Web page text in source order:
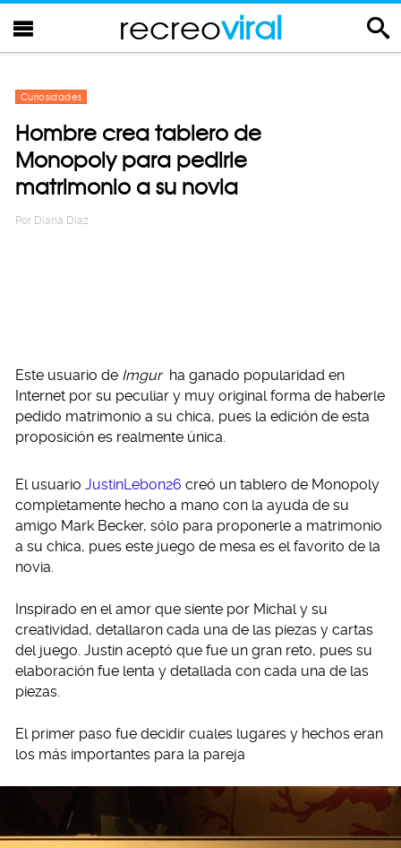
recreoviral
Curiosidades
Hombre crea tablero de
Monopoly para pedirle
matrimonio a su novia
Por Diana Diaz
Este usuario de Imgur ha ganado popularidad en
Internet por su peculiar y muy original forma de haberle
pedido matrimonio a su chica, pues la edición de esta
proposición es realmente única.
El usuario JustinLebon26 creó un tablero de Monopoly
completamente hecho a mano con la ayuda de su
amigo Mark Becker, sólo para proponerle a matrimonio
a su chica, pues este juego de mesa es el favorito de la
novia.
Inspirado en el amor que siente por Michal y su
creatividad, detallaron cada una de las piezas y cartas
del juego. Justin aceptó que fue un gran reto, pues su
elaboración fue lenta y detallada con cada una de las
piezas.
El primer paso fue decidir cuales lugares y hechos eran
los más importantes para la pareja